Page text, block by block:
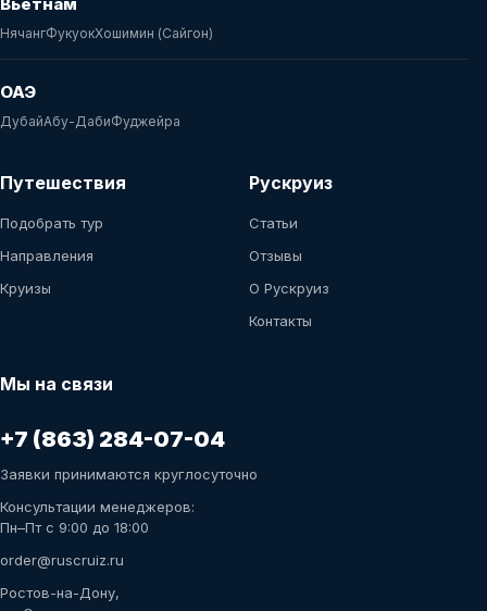
НячангФукуокХошимин (Сайгон)
ОАЭ
ДубайАбу-ДабиФуджейра
Путешествия
Подобрать тур
Направления
Круизы
Рускруиз
Статьи
Отзывы
О Рускруиз
Контакты
Мы на связи
+7 (863) 284-07-04
Заявки принимаются круглосуточно
Консультации менеджеров:
Пн–Пт с 9:00 до 18:00
order@ruscruiz.ru
Ростов-на-Дону,